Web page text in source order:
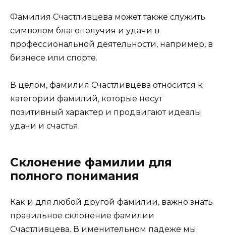
Фамилия Счастливцева может также служить
символом благополучия и удачи в
профессиональной деятельности, например, в
бизнесе или спорте.
В целом, фамилия Счастливцева относится к
категории фамилий, которые несут
позитивный характер и продвигают идеалы
удачи и счастья.
Склонение фамилии для
полного понимания
Как и для любой другой фамилии, важно знать
правильное склонение фамилии
Счастливцева. В именительном падеже мы